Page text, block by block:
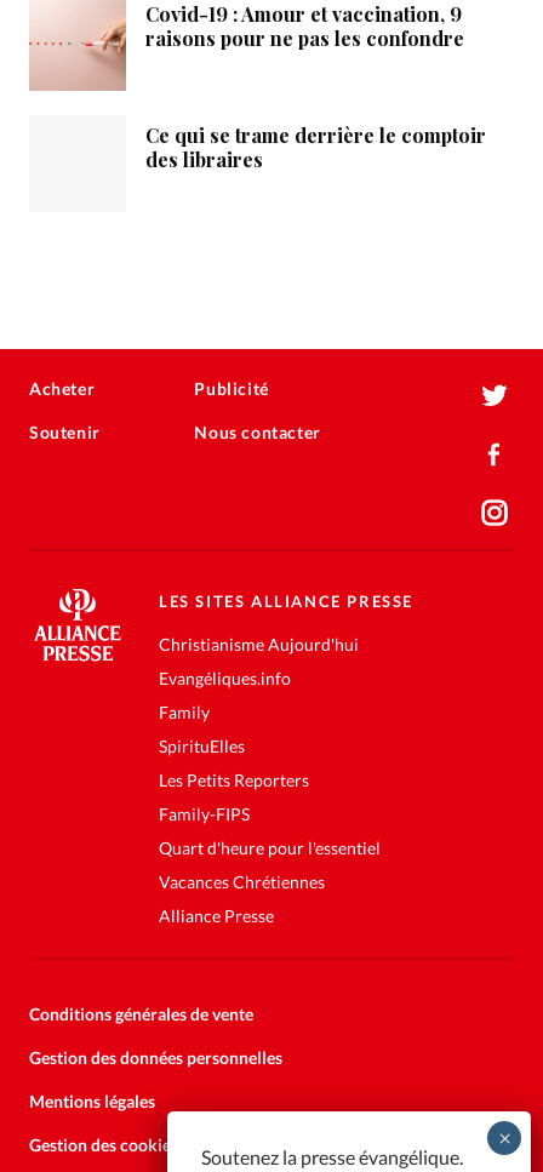
Covid-19 : Amour et vaccination, 9
raisons pour ne pas les confondre
Ce qui se trame derrière le comptoir
des libraires
Acheter
Soutenir
Publicité
Nous contacter
LES SITES ALLIANCE PRESSE
Christianisme Aujourd'hui
Evangéliques.info
Family
SpirituElles
Les Petits Reporters
Family-FIPS
Quart d'heure pour l'essentiel
Vacances Chrétiennes
Alliance Presse
Conditions générales de vente
Gestion des données personnelles
Mentions légales
Gestion des cookies
Soutenez la presse évangélique.